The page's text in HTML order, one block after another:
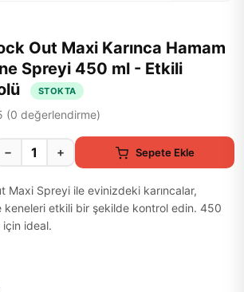
Out Maxi Karınca Hamam
Spreyi 450 ml - Etkili
STOKTA
(0 değerlendirme)
− + Sepete Ekle
Maxi Spreyi ile evinizdeki karıncalar,
keneleri etkili bir şekilde kontrol edin. 450
için ideal.